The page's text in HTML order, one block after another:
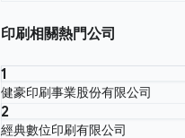
印刷相關熱門公司
1
健豪印刷事業股份有限公司
2
經典數位印刷有限公司